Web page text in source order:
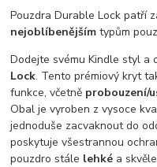
Pouzdra Durable Lock patří
nejoblíbenějšímtypům
Dodejte svému Kindle styl a
Lock. Tento prémiový kryt
funkce, včetně probouzení/
Obal je vyroben z vysoce
jednoduše zacvaknout do
poskytuje všestrannou
pouzdro stále lehké a